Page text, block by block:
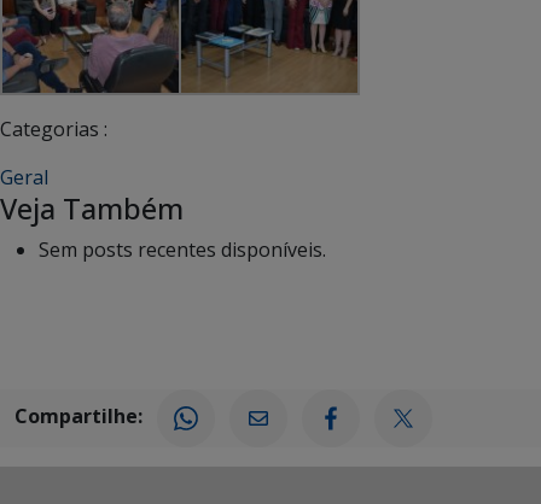
Categorias :
Geral
Veja Também
Sem posts recentes disponíveis.
Compartilhe: